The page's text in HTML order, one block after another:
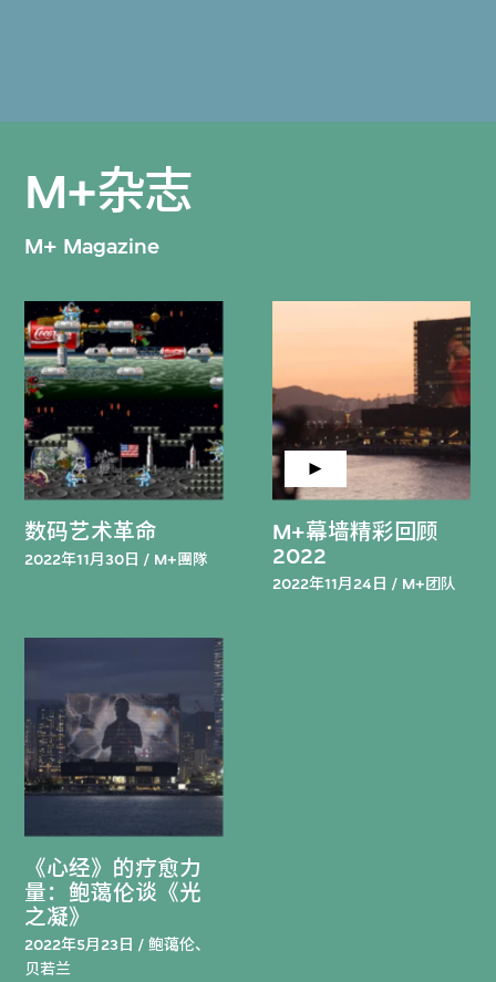
M+杂志
M+ Magazine
数码艺术革命
2022年11月30日 / M+團隊
M+幕墙精彩回顾
2022
2022年11月24日 / M+团队
《心经》的疗愈力
量：鲍蔼伦谈《光
之凝》
2022年5月23日 / 鲍蔼伦、
贝若兰